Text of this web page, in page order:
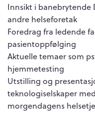
Innsikt i banebrytende
andre helseforetak
Foredrag fra ledende
pasientoppfølging
Aktuelle temaer som
hjemmetesting
Utstilling og
teknologiselskaper
morgendagens